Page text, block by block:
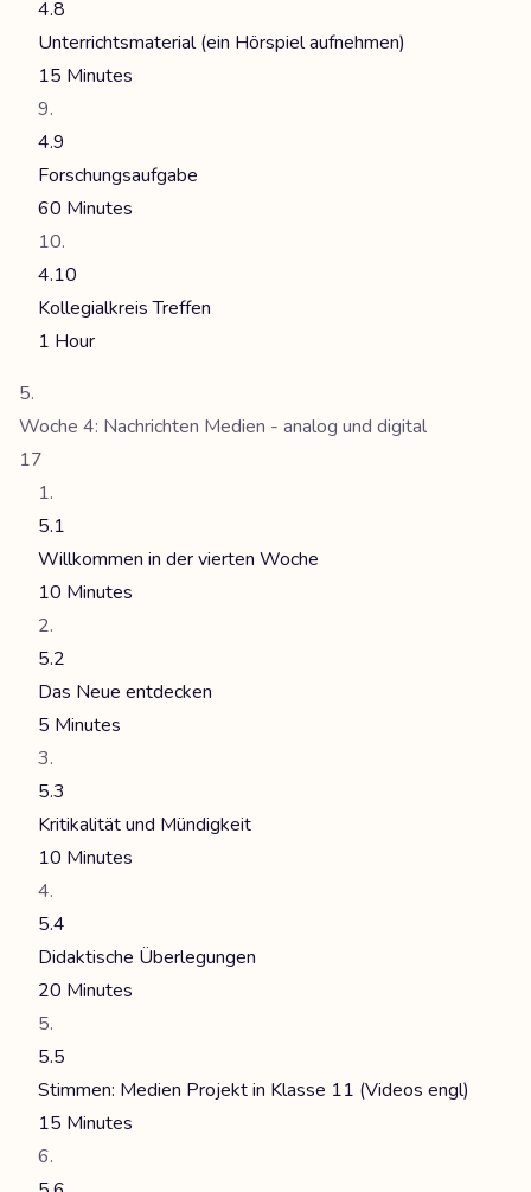
4.8
Unterrichtsmaterial (ein Hörspiel aufnehmen)
15 Minutes
4.9
Forschungsaufgabe
60 Minutes
4.10
Kollegialkreis Treffen
1 Hour
Woche 4: Nachrichten Medien - analog und digital
17
5.1
Willkommen in der vierten Woche
10 Minutes
5.2
Das Neue entdecken
5 Minutes
5.3
Kritikalität und Mündigkeit
10 Minutes
5.4
Didaktische Überlegungen
20 Minutes
5.5
Stimmen: Medien Projekt in Klasse 11 (Videos engl)
15 Minutes